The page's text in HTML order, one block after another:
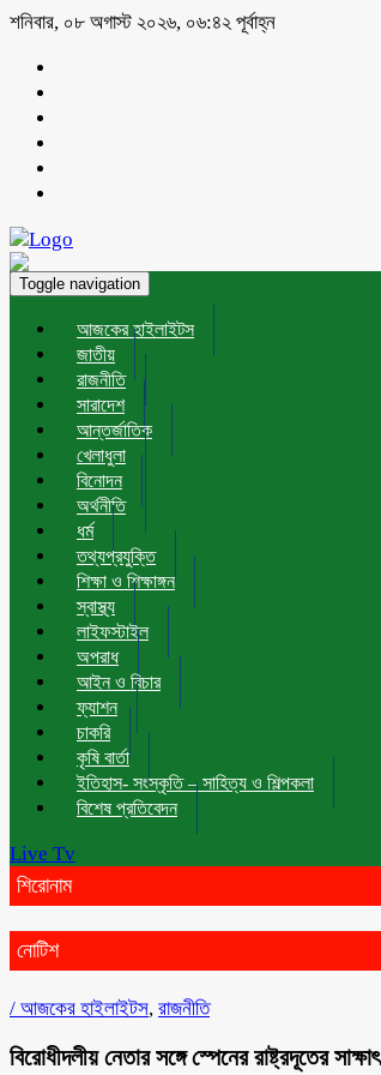
শনিবার, ০৮ অগাস্ট ২০২৬, ০৬:৪২ পূর্বাহ্ন
Toggle navigation
আজকের হাইলাইটস
জাতীয়
রাজনীতি
সারাদেশ
আন্তর্জাতিক
খেলাধুলা
বিনোদন
অর্থনীতি
ধর্ম
তথ্যপ্রযুক্তি
শিক্ষা ও শিক্ষাঙ্গন
স্বাস্থ্য
লাইফস্টাইল
অপরাধ
আইন ও বিচার
ফ্যাশন
চাকরি
কৃষি বার্তা
ইতিহাস- সংস্কৃতি – সাহিত্য ও শিল্পকলা
বিশেষ প্রতিবেদন
Live Tv
শিরোনাম
নোটিশ
/ আজকের হাইলাইটস, রাজনীতি
বিরোধীদলীয় নেতার সঙ্গে স্পেনের রাষ্ট্রদূতের সাক্ষাৎ